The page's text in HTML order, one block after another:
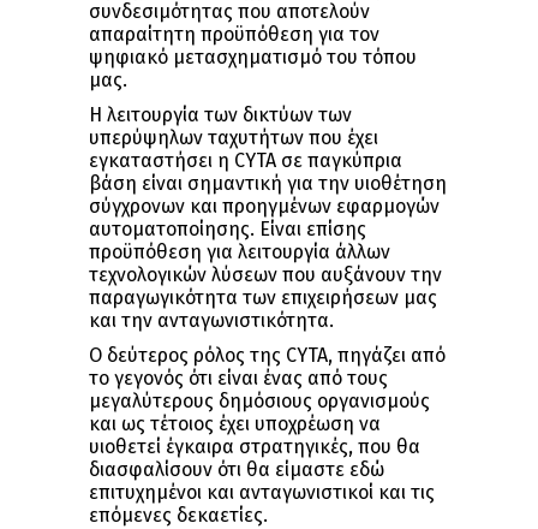
συνδεσιμότητας που αποτελούν
απαραίτητη προϋπόθεση για τον
ψηφιακό μετασχηματισμό του τόπου
μας.
Η λειτουργία των δικτύων των
υπερύψηλων ταχυτήτων που έχει
εγκαταστήσει η CYTA σε παγκύπρια
βάση είναι σημαντική για την υιοθέτηση
σύγχρονων και προηγμένων εφαρμογών
αυτοματοποίησης. Είναι επίσης
προϋπόθεση για λειτουργία άλλων
τεχνολογικών λύσεων που αυξάνουν την
παραγωγικότητα των επιχειρήσεων μας
και την ανταγωνιστικότητα.
Ο δεύτερος ρόλος της CYTA, πηγάζει από
το γεγονός ότι είναι ένας από τους
μεγαλύτερους δημόσιους οργανισμούς
και ως τέτοιος έχει υποχρέωση να
υιοθετεί έγκαιρα στρατηγικές, που θα
διασφαλίσουν ότι θα είμαστε εδώ
επιτυχημένοι και ανταγωνιστικοί και τις
επόμενες δεκαετίες.